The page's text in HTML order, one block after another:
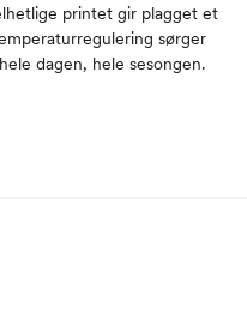
printet gir plagget et
sørger
dagen, hele sesongen.